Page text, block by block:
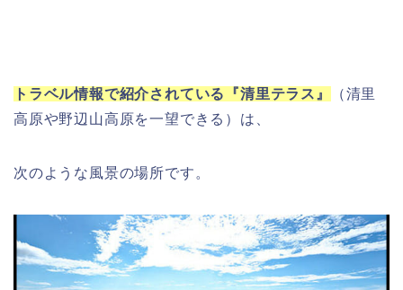
トラベル情報で紹介されている『清里テラス』
（清里
高原や野辺山高原を一望できる）は、
次のような風景の場所です。